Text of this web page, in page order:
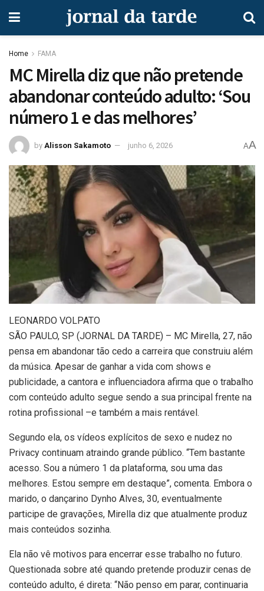
Home FAMA
MC Mirella diz que não pretende
abandonar conteúdo adulto: ‘Sou
número 1 e das melhores’
by Alisson Sakamoto junho 6, 2026 AA
LEONARDO VOLPATO
SÃO PAULO, SP (JORNAL DA TARDE) – MC Mirella, 27, não
pensa em abandonar tão cedo a carreira que construiu além
da música. Apesar de ganhar a vida com shows e
publicidade, a cantora e influenciadora afirma que o trabalho
com conteúdo adulto segue sendo a sua principal frente na
rotina profissional –e também a mais rentável.
Segundo ela, os vídeos explícitos de sexo e nudez no
Privacy continuam atraindo grande público. “Tem bastante
acesso. Sou a número 1 da plataforma, sou uma das
melhores. Estou sempre em destaque”, comenta. Embora o
marido, o dançarino Dynho Alves, 30, eventualmente
participe de gravações, Mirella diz que atualmente produz
mais conteúdos sozinha.
Ela não vê motivos para encerrar esse trabalho no futuro.
Questionada sobre até quando pretende produzir cenas de
conteúdo adulto, é direta: “Não penso em parar, continuaria